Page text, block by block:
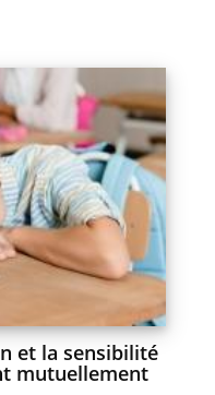
et la sensibilité
mutuellement